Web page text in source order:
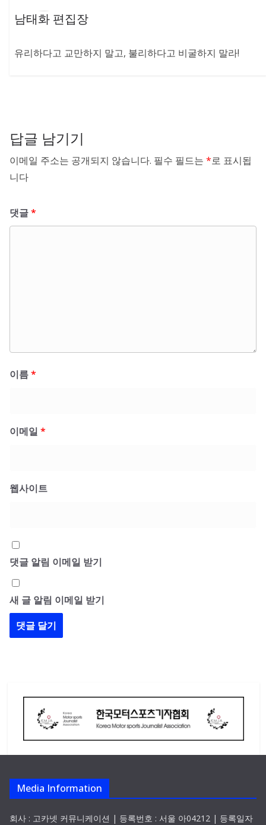
남태화 편집장
유리하다고 교만하지 말고, 불리하다고 비굴하지 말라!
답글 남기기
이메일 주소는 공개되지 않습니다. 필수 필드는 *로 표시됩
니다
댓글*
이름*
이메일 *
웹사이트
댓글 알림 이메일 받기
새 글 알림 이메일 받기
Media Information
회사 : 고카넷 커뮤니케이션 | 등록번호 : 서울 아04212 | 등록일자